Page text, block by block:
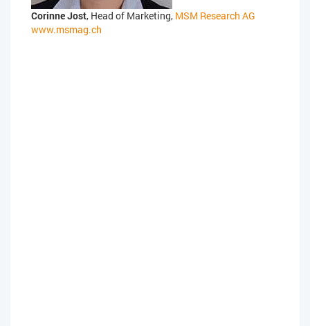
Corinne Jost, Head of Marketing, MSM Research AG
www.msmag.ch